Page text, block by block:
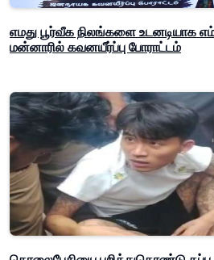
எமது பூர்வீக நிலங்களை உடனடியாக
மன்னாரில் கவனயீர்ப்பு போராட்டம்